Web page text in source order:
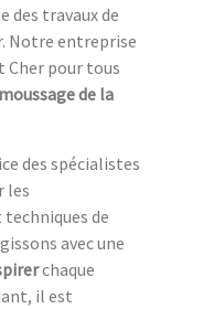
des travaux de
Notre entreprise
pour tous
de la
des spécialistes
les
de
avec une
chaque
il est